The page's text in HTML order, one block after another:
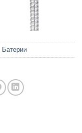
Батерии